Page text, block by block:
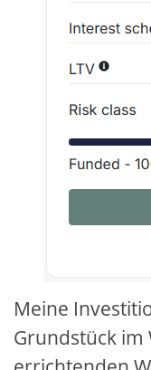
Meine
Grundstück im